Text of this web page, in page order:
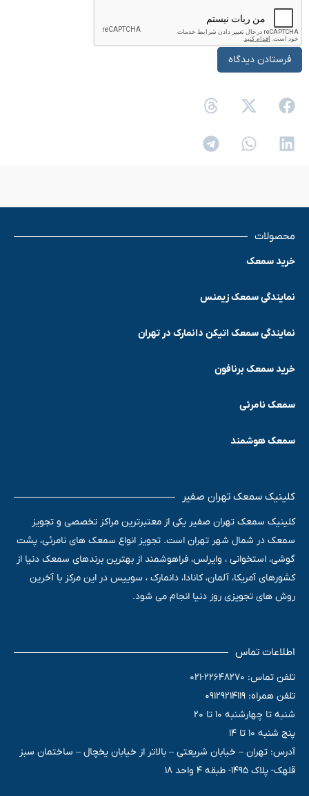
محصولات
خرید سمعک
نمایندگی سمعک زیمنس
نمایندگی سمعک اتیکن دانمارک در تهران
خرید سمعک برنافون
سمعک نامرئی
سمعک هوشمند
کلینیک سمعک تهران صفیر
کلینیک سمعک تهران صفیر یکی از معتبرترین مراکز تخصصی و تجویز
سمعک در شمال شهر تهران است. تجویز انواع سمعک های نامرئی، پشت
گوشی، استخوانی ، وایرلس، فراهوشمند از بهترین برندهای سمعک دنیا از
کشورهای آمریکا، آلمان، کانادا، دانمارک ، سوییس در این مرکز با آخرین
روش های تجویزی روز دنیا انجام می شود.
اطلاعات تماس
تلفن تماس: 22648270-021
تلفن همراه: 09129214119
شنبه تا چهارشنبه 10 تا 20
پنج شنبه 10 تا 14
آدرس: تهران – خیابان شریعتی – بالاتر از خیابان یخچال – ساختمان سبز
قلهک- پلاک 1495- طبقه 4 واحد 18